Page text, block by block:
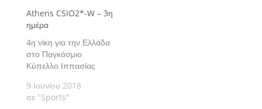
Κέντρο Ιππασίας στο
Μαρκόπουλο η
δεύτερη ημέρα του
Athens Equestrian
Festival 2021.
Athens CSIO2*-W – 3η
ημέρα
4η νίκη για την Ελλάδα
στο Παγκόσμιο
Κύπελλο Ιππασίας
9 Ιουνίου 2018
σε "Sports"